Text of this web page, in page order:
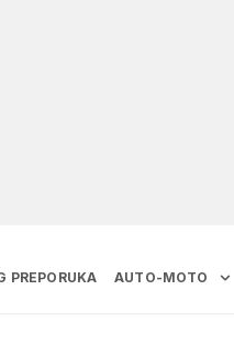
PREPORUKA AUTO-MOTO